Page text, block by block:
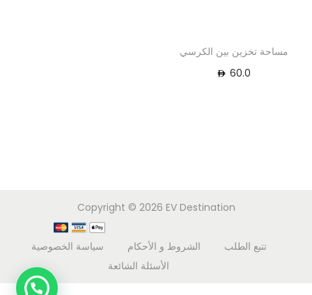
مساحة تخزين بين الكرسي
60.0
Copyright © 2026 EV Destination
تتبع الطلب الشروط و الأحكام
سياسة الخصوصية
الأسئلة الشائعة